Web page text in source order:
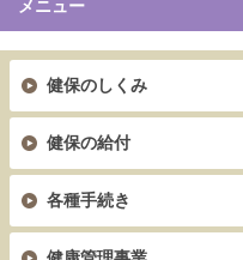
メニュー
健保のしくみ
健保の給付
各種手続き